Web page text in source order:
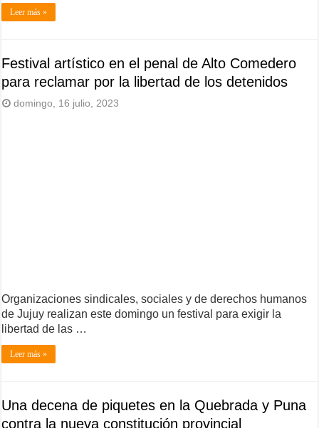
Leer más »
Festival artístico en el penal de Alto Comedero
para reclamar por la libertad de los detenidos
domingo, 16 julio, 2023
Organizaciones sindicales, sociales y de derechos humanos
de Jujuy realizan este domingo un festival para exigir la
libertad de las …
Leer más »
Una decena de piquetes en la Quebrada y Puna
contra la nueva constitución provincial